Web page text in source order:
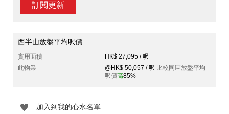
訂閱更新
西半山放盤平均呎價
實用面積
HK$ 27,095 / 呎
此物業
@HK$ 50,057 / 呎 比較同區放盤平均
呎價高85%
加入到我的心水名單